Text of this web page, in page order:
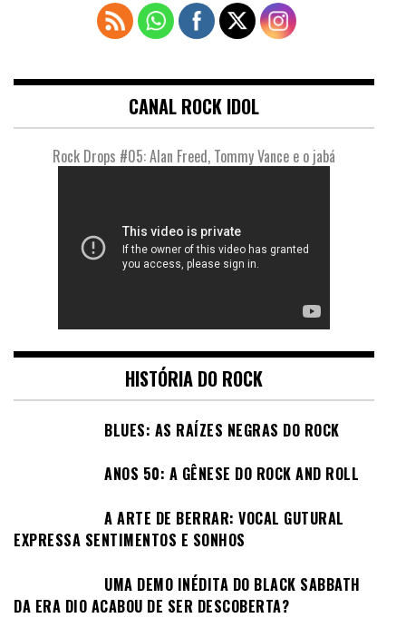
CANAL ROCK IDOL
Rock Drops #05: Alan Freed, Tommy Vance e o jabá
HISTÓRIA DO ROCK
BLUES: AS RAÍZES NEGRAS DO ROCK
ANOS 50: A GÊNESE DO ROCK AND ROLL
A ARTE DE BERRAR: VOCAL GUTURAL
EXPRESSA SENTIMENTOS E SONHOS
UMA DEMO INÉDITA DO BLACK SABBATH
DA ERA DIO ACABOU DE SER DESCOBERTA?